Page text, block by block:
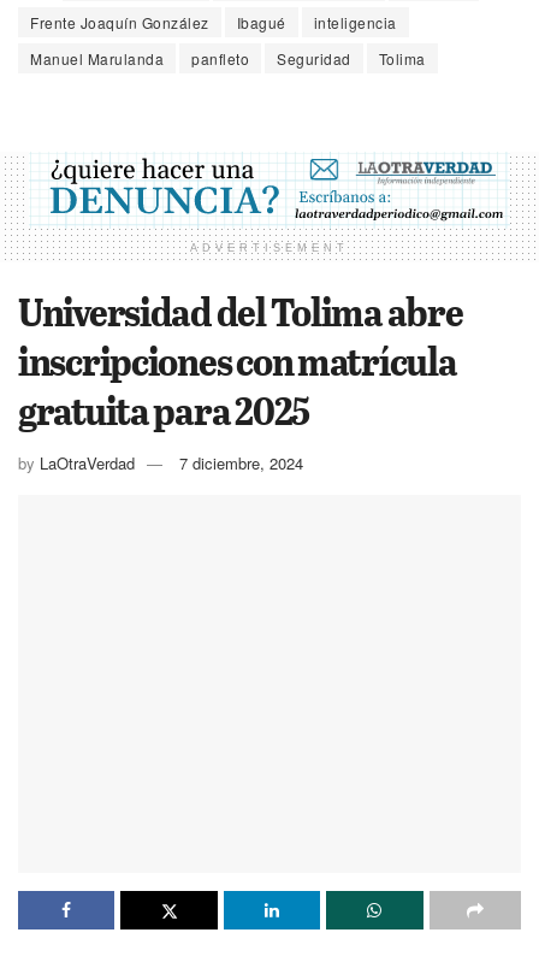
Frente Joaquín González
Ibagué
inteligencia
Manuel Marulanda
panfleto Seguridad Tolima
ADVERTISEMENT
Universidad del Tolima abre
inscripciones con matrícula
gratuita para 2025
by LaOtraVerdad 7 diciembre, 2024